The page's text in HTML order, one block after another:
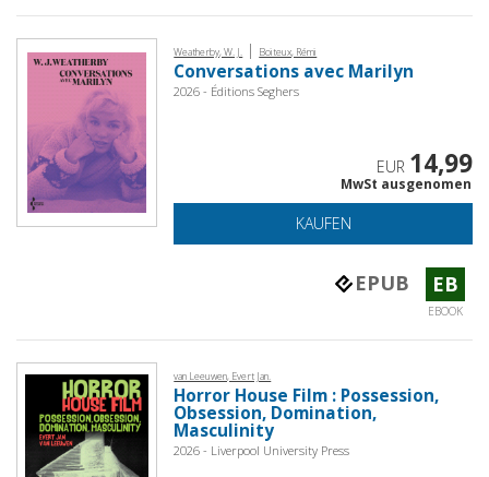
Weatherby, W. J. | Boiteux, Rémi
Conversations avec Marilyn
2026 - Éditions Seghers
EUR 14,99
MwSt ausgenomen
KAUFEN
EPUB EB
EBOOK
van Leeuwen, Evert Jan.
Horror House Film : Possession,
Obsession, Domination,
Masculinity
2026 - Liverpool University Press